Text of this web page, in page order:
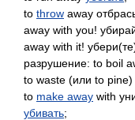
to throw away
away with you!
away with it!
разрушение: to boil
to waste (или to pine)
to make away with
убивать;